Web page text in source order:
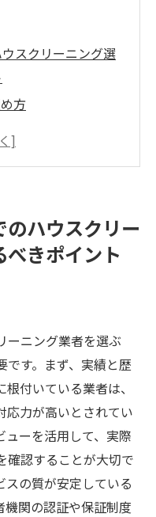
スクリーニング選
方
本町のハウスクリ
タイミング
ニック
ーニング
率化
南区浦安本町の住
ハウスクリー
きポイント
ーニング業者を選ぶ
です。まず、実績と歴
付いている業者は、
応力が高いとされてい
ューを活用して、実際
確認することが大切で
スの質が安定している
関の認証や保証制度